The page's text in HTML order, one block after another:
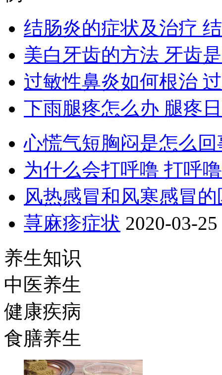
结肠炎的症状及治疗
美白牙齿的方法 牙齿
过敏性鼻炎如何根治
下雨腿疼怎么办 腿疼
心慌气短胸闷是怎么
为什么会打呼噜 打呼
风热感冒和风寒感冒
荨麻疹症状 2020-03-25
养生知识
中医养生
健康疾病
食膳养生